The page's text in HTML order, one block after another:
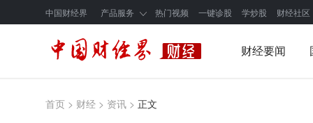
中国财经界 产品服务 热门视频 一键诊股 学炒股 财经社区
财经要闻
首页 > 财经 > 资讯 > 正文